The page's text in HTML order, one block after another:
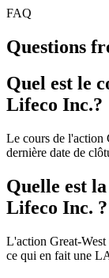
FAQ
Questions
Quel est le
Lifeco Inc.?
Le cours de l'action
dernière date de
Quelle est
Lifeco Inc. ?
L'action Great-
ce qui en fait une